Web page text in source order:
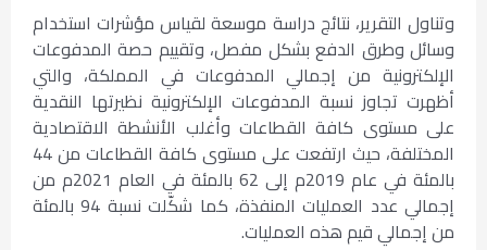
وتناول التقرير، نتائج دراسة موسعة لقياس مؤشرات استخدام
وسائل وطرق الدفع بشكل مفصل، وتقييم حصة المدفوعات
الإلكترونية من إجمالي المدفوعات في المملكة، والتي
أظهرت تجاوز نسبة المدفوعات الإلكترونية نظيرتها النقدية
على مستوى كافة القطاعات وأغلب الأنشطة الاقتصادية
المختلفة، حيث ارتفعت على مستوى كافة القطاعات من 44
بالمئة في عام 2019م إلى 62 بالمئة في العام 2021م من
إجمالي عدد العمليات المنفذة، كما شكّلت نسبة 94 بالمئة
من إجمالي قيم هذه العمليات.